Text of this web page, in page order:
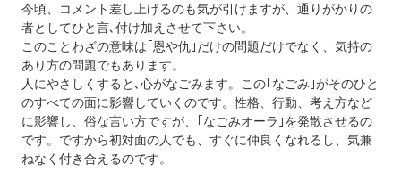
今頃、コメント差し上げるのも気が引けますが、通りがかりの
者としてひと言､付け加えさせて下さい。
このことわざの意味は｢恩や仇｣だけの問題だけでなく、気持の
あり方の問題でもあります。
人にやさしくすると､心がなごみます。この｢なごみ｣がそのひと
のすべての面に影響していくのです。性格、行動、考え方など
に影響し、俗な言い方ですが、｢なごみオーラ｣を発散させるの
です。ですから初対面の人でも、すぐに仲良くなれるし、気兼
ねなく付き合えるのです。